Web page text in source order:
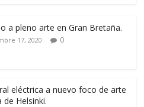
a pleno arte en Gran Bretaña.
17, 2020 0
eléctrica a nuevo foco de arte
de Helsinki.